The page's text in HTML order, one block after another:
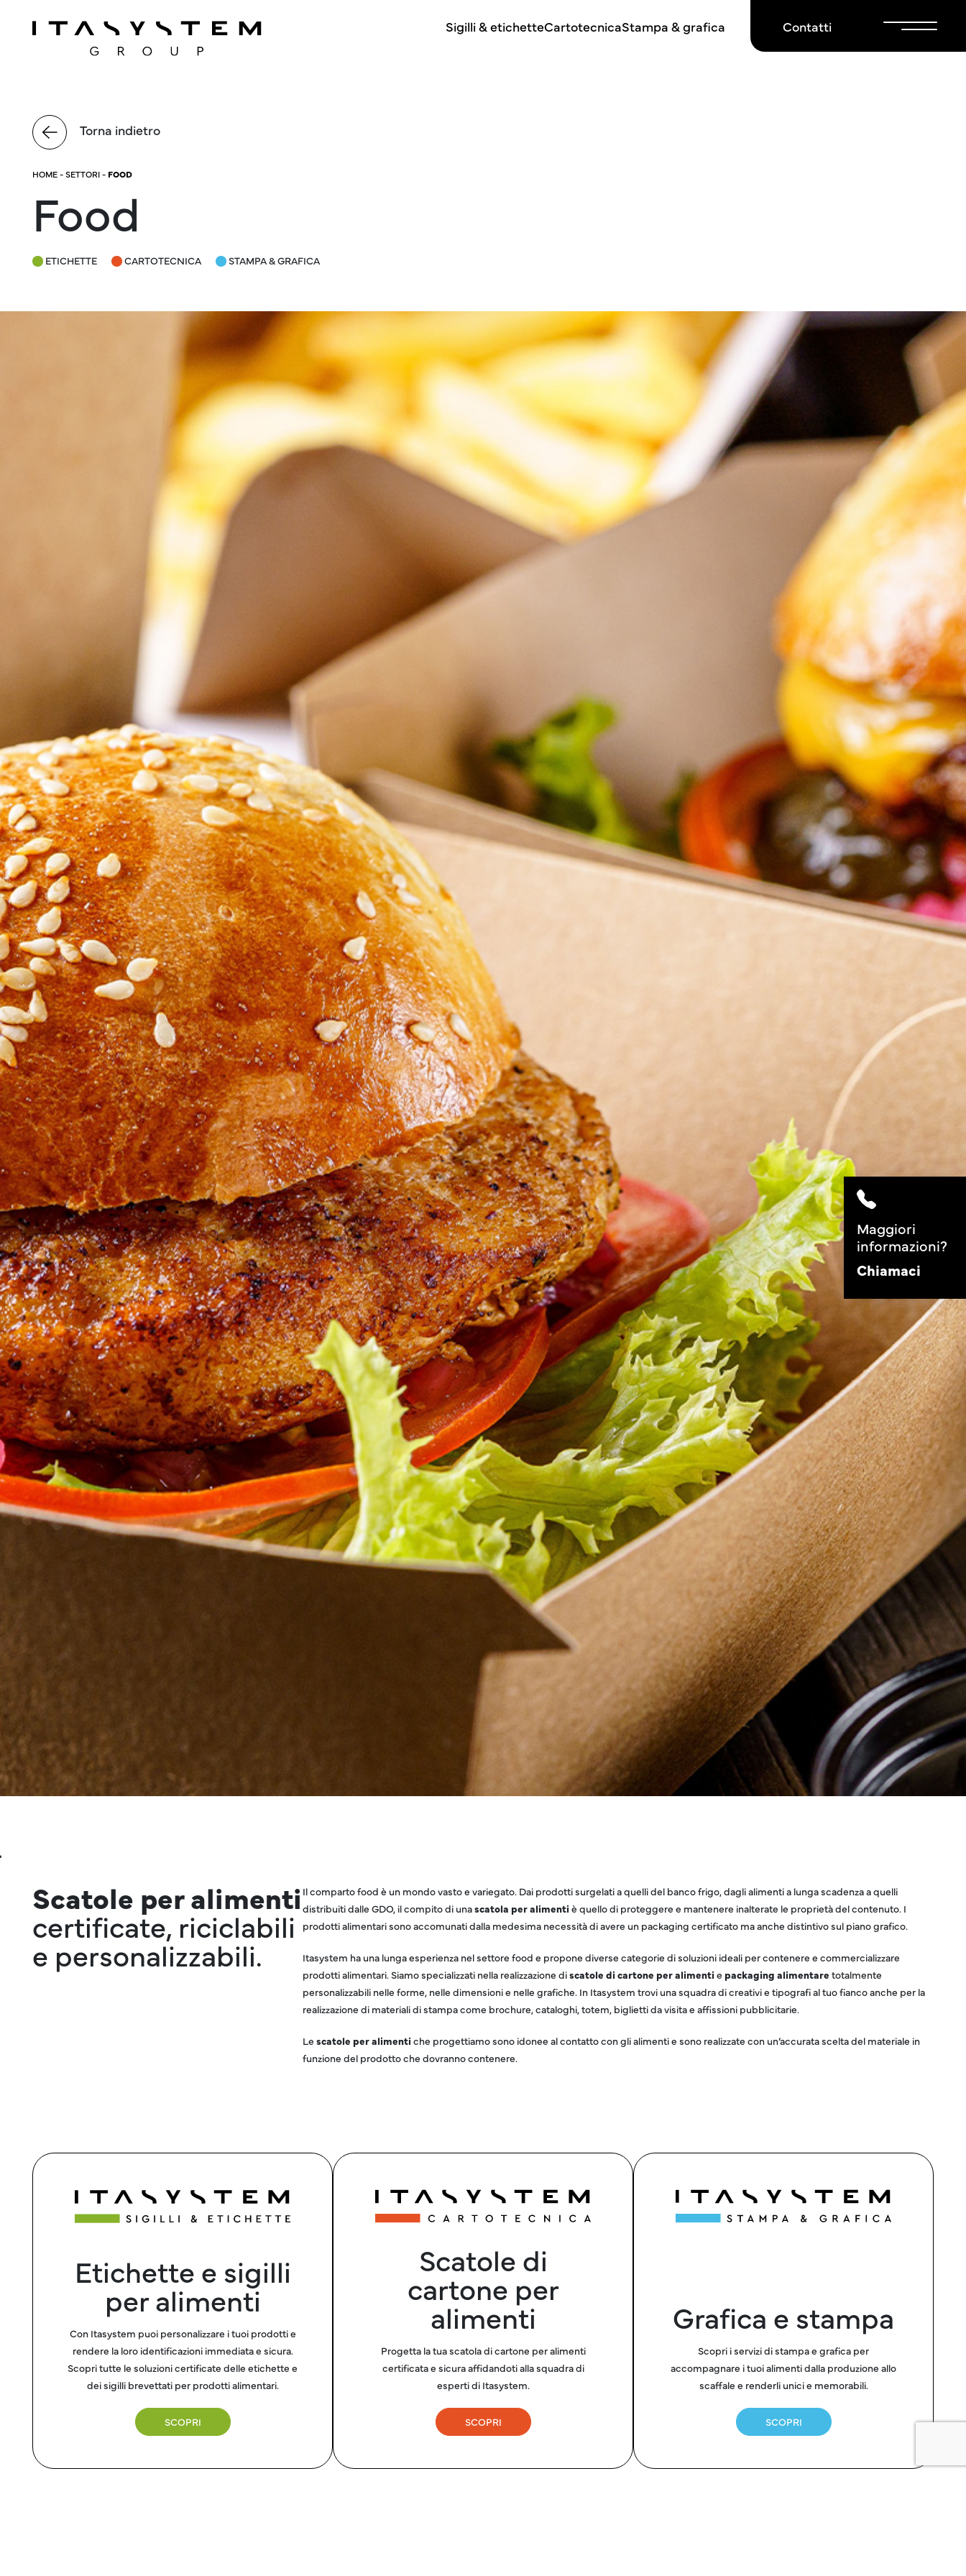
Sigilli & etichetteCartotecnicaStampa & grafica Contatti
Maggiori
informazioni?
Chiamaci
Torna indietro
HOME-SETTORI- FOOD
Food
ETICHETTE CARTOTECNICA STAMPA & GRAFICA
Scatole per alimenti
certificate, riciclabili
e personalizzabili.
Il comparto food è un mondo vasto e variegato. Dai prodotti surgelati a quelli del banco frigo, dagli alimenti a lunga scadenza a quelli
distribuiti dalle GDO, il compito di unascatola per alimenti è quello di proteggere e mantenere inalterate le proprietà del contenuto. I
prodotti alimentari sono accomunati dalla medesima necessità di avere un packaging certificato ma anche distintivo sul piano grafico.
Itasystem ha una lunga esperienza nel settore food e propone diverse categorie di soluzioni ideali per contenere e commercializzare
prodotti alimentari. Siamo specializzati nella realizzazione discatole di cartone per alimenti e packaging alimentare totalmente
personalizzabili nelle forme, nelle dimensioni e nelle grafiche. In Itasystem trovi una squadra di creativi e tipografi al tuo fianco anche per la
realizzazione di materiali di stampa come brochure, cataloghi, totem, biglietti da visita e affissioni pubblicitarie.
Lescatole per alimenti che progettiamo sono idonee al contatto con gli alimenti e sono realizzate con un’accurata scelta del materiale in
funzione del prodotto che dovranno contenere.
Etichette e sigilli
per alimenti
Con Itasystem puoi personalizzare i tuoi prodotti e
rendere la loro identificazioni immediata e sicura.
Scopri tutte le soluzioni certificate delle etichette e
dei sigilli brevettati per prodotti alimentari.
SCOPRI
Scatole di
cartone per
alimenti
Progetta la tua scatola di cartone per alimenti
certificata e sicura affidandoti alla squadra di
esperti di Itasystem.
SCOPRI
Grafica e stampa
Scopri i servizi di stampa e grafica per
accompagnare i tuoi alimenti dalla produzione allo
scaffale e renderli unici e memorabili.
SCOPRI